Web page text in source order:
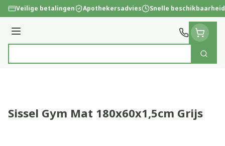
Ga naar de inhoud
Veilige betalingen Apothekersadvies Snelle beschikbaarheid
Menu
Zoek
Sissel Gym Mat 180x60x1,5cm Grijs